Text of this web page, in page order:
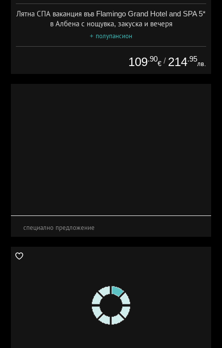
Лятна СПА ваканция във Flamingo Grand Hotel and SPA 5*
в Албена с нощувка, закуска и вечеря
+ полупансион
109.90
€ / 214.95
лв.
специално предложение